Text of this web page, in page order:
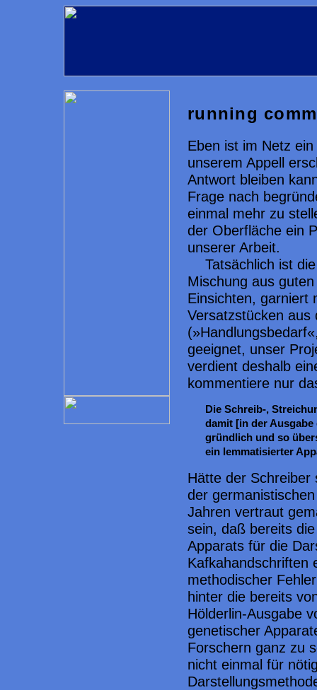
running
Eben ist im Netz ein
unserem Appell
Antwort bleiben
Frage nach
einmal mehr zu
der Oberfläche ein
unserer Arbeit.
Tatsächlich ist
Mischung aus
Einsichten, garniert
Versatzstücken aus
geeignet, unser
verdient deshalb
kommentiere nur
Die Schreib-,
damit [in der Ausgabe
gründlich und so
ein lemmatisierter
Hätte der Schreiber
der
Jahren vertraut
sein, daß bereits
Apparats für die
Kafkahandschriften
methodischer
hinter die bereits
Hölderlin-Ausgabe
genetischer
Forschern ganz zu
nicht einmal für